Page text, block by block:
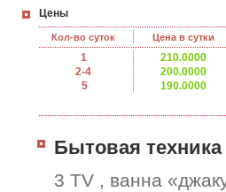
Цены
Кол-во суток Цена в сутки
1
2-4
5
210.0000
200.0000
190.0000
Бытовая техника
3 TV , ванна